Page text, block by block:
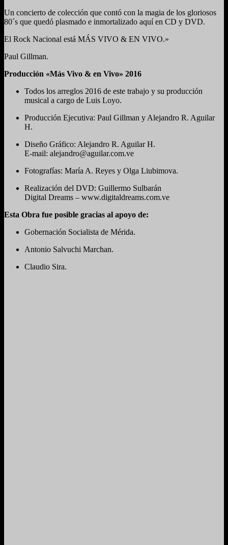
Un concierto de colección que contó con la magia de los gloriosos
80´s que quedó plasmado e inmortalizado aquí en CD y DVD.
El Rock Nacional está MÁS VIVO & EN VIVO.»
Paul Gillman.
Producción «Más Vivo & en Vivo» 2016
Todos los arreglos 2016 de este trabajo y su producción
musical a cargo de Luis Loyo.
Producción Ejecutiva: Paul Gillman y Alejandro R. Aguilar
H.
Diseño Gráfico: Alejandro R. Aguilar H.
E-mail: alejandro@aguilar.com.ve
Fotografías: María A. Reyes y Olga Liubimova.
Realización del DVD: Guillermo Sulbarán
Digital Dreams – www.digitaldreams.com.ve
Esta Obra fue posible gracias al apoyo de:
Gobernación Socialista de Mérida.
Antonio Salvuchi Marchan.
Claudio Sira.